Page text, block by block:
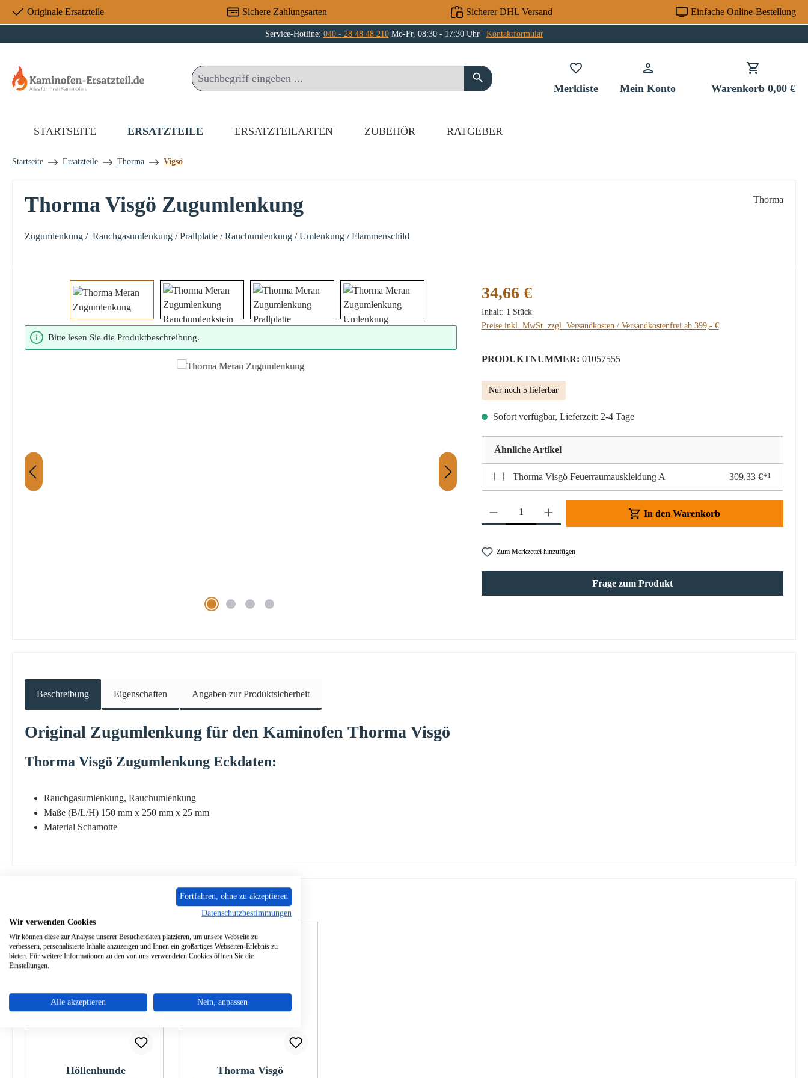
Hauptinhalt springen
Zur Suche springen
Zur Hauptnavigation springen
Originale Ersatzteile Sichere Zahlungsarten Sicherer DHL Versand Einfache Online-Bestellung
Service-Hotline: 040 - 28 48 48 210Mo-Fr, 08:30 - 17:30 Uhr | Kontaktformular
MerklisteDu hast 0 Produkte auf dem Merkzettel
Mein Konto Warenkorb 0,00 €
STARTSEITE ERSATZTEILE ERSATZTEILARTEN ZUBEHÖR RATGEBER
Startseite Ersatzteile Thorma Vigsö
Thorma Visgö Zugumlenkung
Zugumlenkung / Rauchgasumlenkung / Prallplatte / Rauchumlenkung / Umlenkung / Flammenschild
Thorma
Bildergalerie überspringen
Bitte lesen Sie die Produktbeschreibung.
Regulärer Preis:
34,66 €
Inhalt: 1 Stück
Preise inkl. MwSt. zzgl. Versandkosten / Versandkostenfrei ab 399,- €
PRODUKTNUMMER: 01057555
Nur noch 5 lieferbar
Sofort verfügbar, Lieferzeit: 2-4 Tage
Ähnliche Artikel
Thorma Visgö Feuerraumauskleidung A 309,33 €*¹
Produkt Anzahl: Gib den gewünschten Wert ein oder benutze die Schaltflächen um die Anzahl
In den Warenkorb
Zum Merkzettel hinzufügen
Frage zum Produkt
Beschreibung Eigenschaften Angaben zur Produktsicherheit
Original Zugumlenkung für den Kaminofen Thorma Visgö
Thorma Visgö Zugumlenkung Eckdaten:
Rauchgasumlenkung, Rauchumlenkung
Maße (B/L/H) 150 mm x 250 mm x 25 mm
Material Schamotte
Produktgalerie überspringen
Nur 1 auf Lager!
Höllenhunde
Nur 2 auf Lager!
Thorma Visgö
Fortfahren, ohne zu akzeptieren
Datenschutzbestimmungen
Wir verwenden Cookies
Wir können diese zur Analyse unserer Besucherdaten platzieren, um unsere Webseite zu
verbessern, personalisierte Inhalte anzuzeigen und Ihnen ein großartiges Webseiten-Erlebnis zu
bieten. Für weitere Informationen zu den von uns verwendeten Cookies öffnen Sie die
Einstellungen.
Alle akzeptieren Nein, anpassen